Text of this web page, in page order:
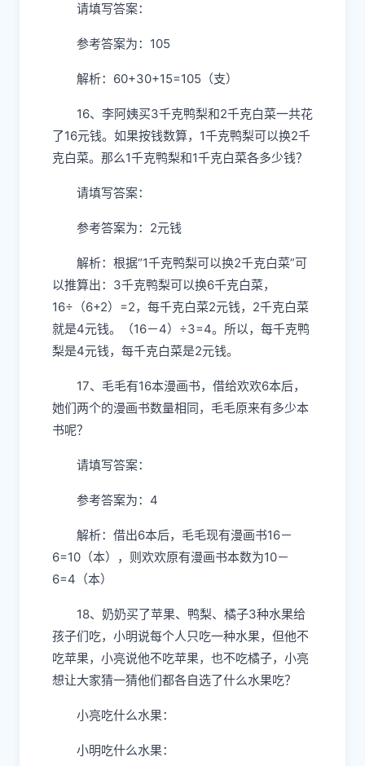
请填写答案：
参考答案为：105
解析：60+30+15=105（支）
16、李阿姨买3千克鸭梨和2千克白菜一共花
了16元钱。如果按钱数算，1千克鸭梨可以换2千
克白菜。那么1千克鸭梨和1千克白菜各多少钱？
请填写答案：
参考答案为：2元钱
解析：根据“1千克鸭梨可以换2千克白菜”可
以推算出：3千克鸭梨可以换6千克白菜，
16÷（6+2）=2，每千克白菜2元钱，2千克白菜
就是4元钱。（16－4）÷3=4。所以，每千克鸭
梨是4元钱，每千克白菜是2元钱。
17、毛毛有16本漫画书，借给欢欢6本后，
她们两个的漫画书数量相同，毛毛原来有多少本
书呢？
请填写答案：
参考答案为：4
解析：借出6本后，毛毛现有漫画书16－
6=10（本），则欢欢原有漫画书本数为10－
6=4（本）
18、奶奶买了苹果、鸭梨、橘子3种水果给
孩子们吃，小明说每个人只吃一种水果，但他不
吃苹果，小亮说他不吃苹果，也不吃橘子，小亮
想让大家猜一猜他们都各自选了什么水果吃？
小亮吃什么水果：
小明吃什么水果：